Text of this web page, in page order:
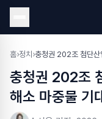
홈›정치 ›
충청권 202조
해소 마중물 기